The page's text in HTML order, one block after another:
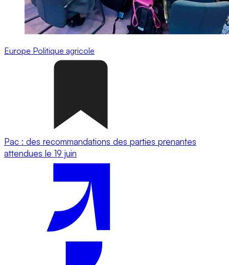
Europe Politique agricole
Pac : des recommandations des parties prenantes
attendues le 19 juin